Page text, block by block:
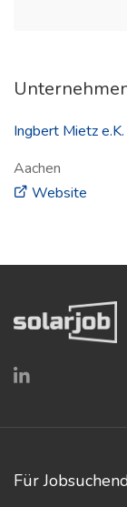
Ingbert Mietz
Aachen
Website
Für